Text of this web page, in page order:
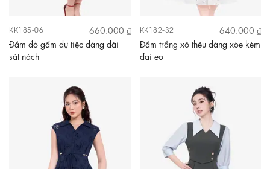
KK185-06
660.000 ₫
Đầm đỏ gấm dự tiệc dáng dài
sát nách
KK182-32
640.000 ₫
Đầm trắng xô thêu dáng xòe kèm
đai eo